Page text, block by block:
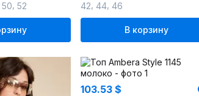
50 52
42 44 46
В корзину
103.53 $